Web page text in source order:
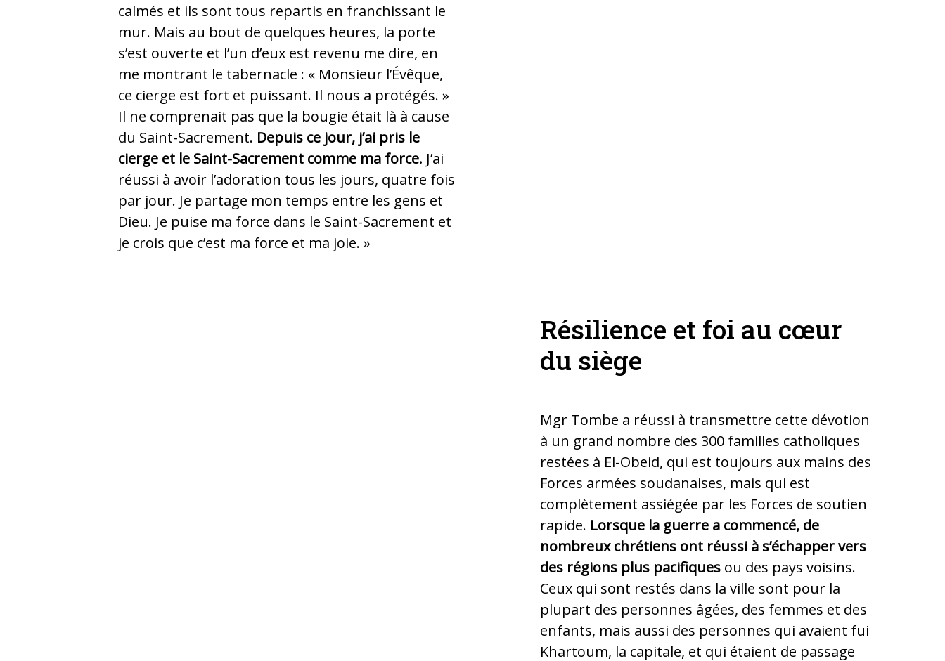
calmés et ils sont tous repartis en franchissant le
mur. Mais au bout de quelques heures, la porte
s’est ouverte et l’un d’eux est revenu me dire, en
me montrant le tabernacle : « Monsieur l’Évêque,
ce cierge est fort et puissant. Il nous a protégés. »
Il ne comprenait pas que la bougie était là à cause
du Saint-Sacrement. Depuis ce jour, j’ai pris le
cierge et le Saint-Sacrement comme ma force. J’ai
réussi à avoir l’adoration tous les jours, quatre fois
par jour. Je partage mon temps entre les gens et
Dieu. Je puise ma force dans le Saint-Sacrement et
je crois que c’est ma force et ma joie. »
Résilience et foi au cœur
du siège
Mgr Tombe a réussi à transmettre cette dévotion
à un grand nombre des 300 familles catholiques
restées à El-Obeid, qui est toujours aux mains des
Forces armées soudanaises, mais qui est
complètement assiégée par les Forces de soutien
rapide. Lorsque la guerre a commencé, de
nombreux chrétiens ont réussi à s’échapper vers
des régions plus pacifiques ou des pays voisins.
Ceux qui sont restés dans la ville sont pour la
plupart des personnes âgées, des femmes et des
enfants, mais aussi des personnes qui avaient fui
Khartoum, la capitale, et qui étaient de passage